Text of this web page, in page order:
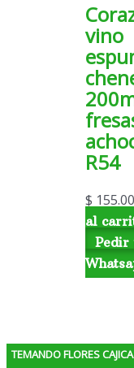
vino
R54
$
al
Pedir
TEMANDO FLORES